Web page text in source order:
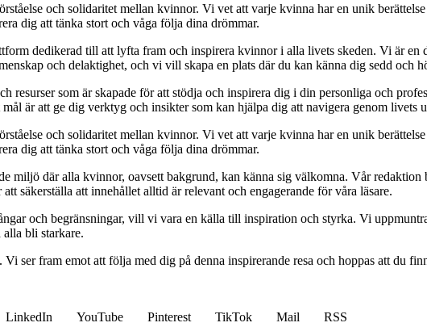
och solidaritet mellan kvinnor. Vi vet att varje kvinna har en unik
dig att tänka stort och våga följa dina drömmar.
dedikerad till att lyfta fram och inspirera kvinnor i alla livets skeden. Vi är en
och delaktighet, och vi vill skapa en plats där du kan känna dig sedd och
resurser som är skapade för att stödja och inspirera dig i din personliga och
är att ge dig verktyg och insikter som kan hjälpa dig att navigera genom livets
och solidaritet mellan kvinnor. Vi vet att varje kvinna har en unik
dig att tänka stort och våga följa dina drömmar.
miljö där alla kvinnor, oavsett bakgrund, kan känna sig välkomna. Vår
säkerställa att innehållet alltid är relevant och engagerande för våra läsare.
och begränsningar, vill vi vara en källa till inspiration och styrka. Vi
alla bli starkare.
ser fram emot att följa med dig på denna inspirerande resa och hoppas att du
LinkedIn YouTube Pinterest TikTok Mail
RSS